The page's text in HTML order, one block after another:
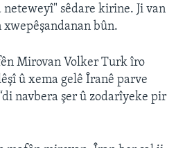
sêdare kirine. Ji van
xwepêşandanan bûn.
Mirovan Volker Turk îro
û xema gelê Îranê parve
navbera şer û zodarîyeke pir